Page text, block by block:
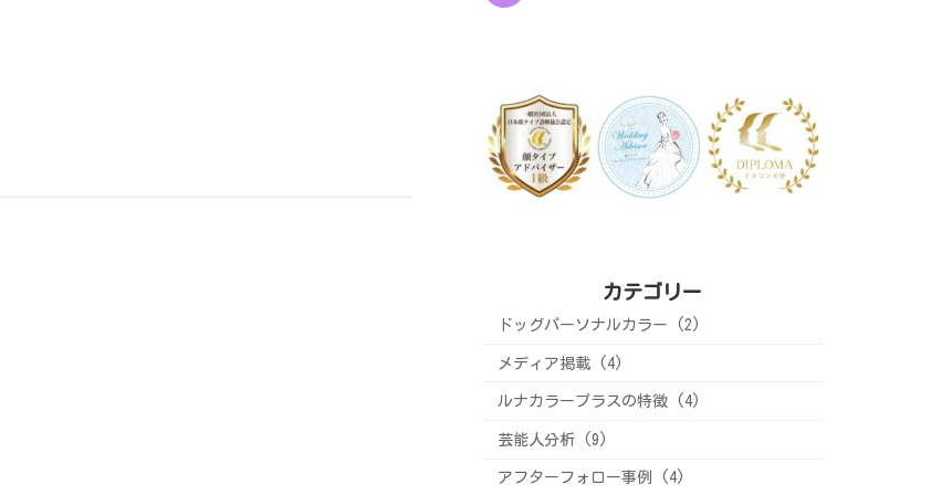
カテゴリー
ドッグパーソナルカラー (2)
メディア掲載 (4)
ルナカラープラスの特徴 (4)
芸能人分析 (9)
アフターフォロー事例 (4)